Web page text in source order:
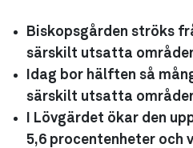
Biskopsgården ströks
särskilt utsatta
Idag bor hälften så
särskilt utsatta
I Lövgärdet ökar den
5,6 procentenheter och